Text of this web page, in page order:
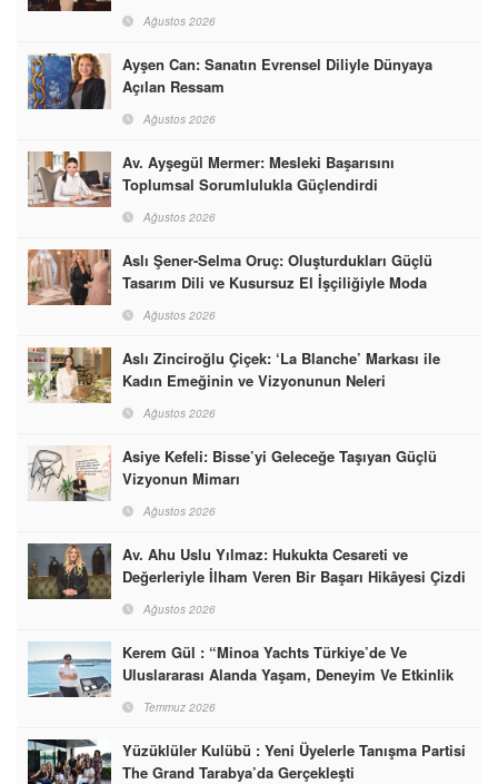
Ağustos 2026
Ayşen Can: Sanatın Evrensel Diliyle Dünyaya
Açılan Ressam
Ağustos 2026
Av. Ayşegül Mermer: Mesleki Başarısını
Toplumsal Sorumlulukla Güçlendirdi
Ağustos 2026
Aslı Şener-Selma Oruç: Oluşturdukları Güçlü
Tasarım Dili ve Kusursuz El İşçiliğiyle Moda
Dünyasına İmzalarını Attılar
Ağustos 2026
Aslı Zinciroğlu Çiçek: ‘La Blanche’ Markası ile
Kadın Emeğinin ve Vizyonunun Neleri
Başarabileceğinin En Güzel Örneğini Sunuyor
Ağustos 2026
Asiye Kefeli: Bisse’yi Geleceğe Taşıyan Güçlü
Vizyonun Mimarı
Ağustos 2026
Av. Ahu Uslu Yılmaz: Hukukta Cesareti ve
Değerleriyle İlham Veren Bir Başarı Hikâyesi Çizdi
Ağustos 2026
Kerem Gül : “Minoa Yachts Türkiye’de Ve
Uluslararası Alanda Yaşam, Deneyim Ve Etkinlik
Markası Olacak”
Temmuz 2026
Yüzüklüler Kulübü : Yeni Üyelerle Tanışma Partisi
The Grand Tarabya’da Gerçekleşti